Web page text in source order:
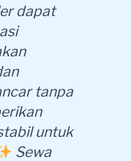
dapat
tanpa
untuk
Sewa